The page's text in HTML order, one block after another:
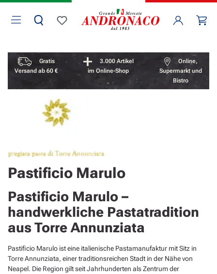
Zum Hauptinhalt springen
Du hast 0 Produkte auf dem Merkzettel
Vorteile überspringen
Gratis
Versand ab 60 €
3.000 Artikel
im Online-Shop
Online,
Supermarkt und
Bistro
Pastificio Marulo
Pastificio Marulo –
handwerkliche Pastatradition
aus Torre Annunziata
Pastificio Marulo ist eine italienische Pastamanufaktur mit Sitz in
Torre Annunziata, einer traditionsreichen Stadt in der Nähe von
Neapel. Die Region gilt seit Jahrhunderten als Zentrum der